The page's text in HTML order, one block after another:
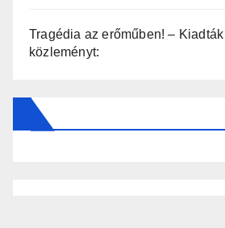
Tragédia az erőműben! –
közleményt: